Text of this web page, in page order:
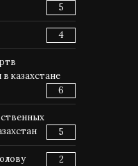
5
4
казахстане
6
5
2